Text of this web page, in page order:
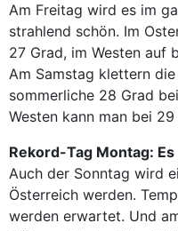
Am Freitag wird es im
strahlend schön. Im
27 Grad, im Westen auf
Am Samstag klettern
sommerliche 28 Grad
Westen kann man bei
Rekord-Tag Montag:
Auch der Sonntag wird
Österreich werden.
werden erwartet. Und